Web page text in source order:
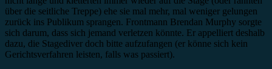
über die seitliche Treppe) ehe sie mal mehr, mal weniger gelungen
zurück ins Publikum sprangen. Frontmann Brendan Murphy sorgte
sich darum, dass sich jemand verletzen könnte. Er appelliert deshalb
dazu, die Stagediver doch bitte aufzufangen (er könne sich kein
Gerichtsverfahren leisten, falls was passiert).